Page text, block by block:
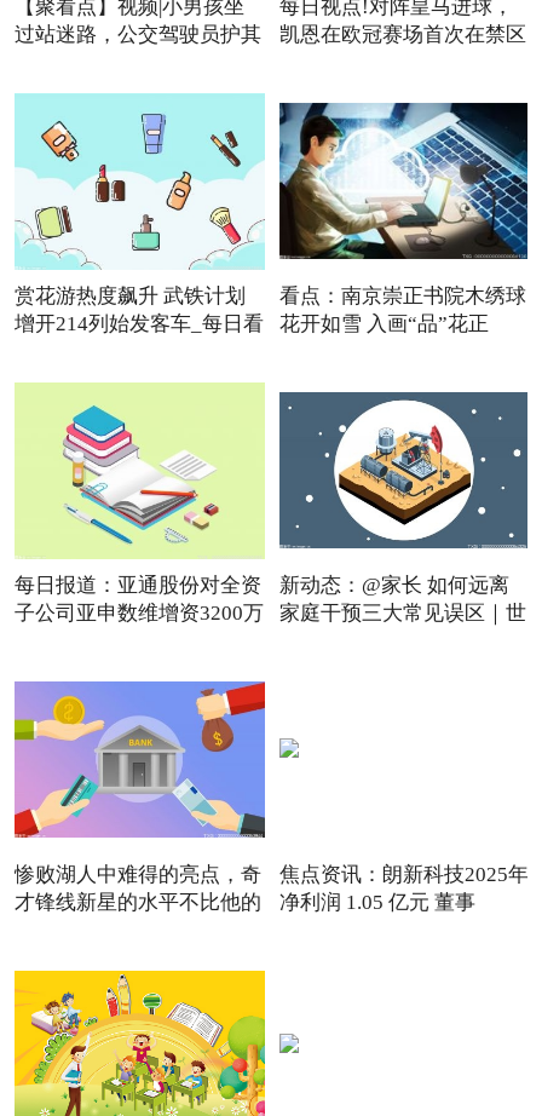
【聚看点】视频|小男孩坐
过站迷路，公交驾驶员护其
每日视点!对阵皇马进球，
凯恩在欧冠赛场首次在禁区
赏花游热度飙升 武铁计划
增开214列始发客车_每日看
看点：南京崇正书院木绣球
花开如雪 入画“品”花正
每日报道：亚通股份对全资
子公司亚申数维增资3200万
新动态：@家长 如何远离
家庭干预三大常见误区｜世
惨败湖人中难得的亮点，奇
才锋线新星的水平不比他的
焦点资讯：朗新科技2025年
净利润 1.05 亿元 董事